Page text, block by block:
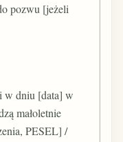
pozwu [jeżeli
w dniu [data] w
małoletnie
PESEL] /